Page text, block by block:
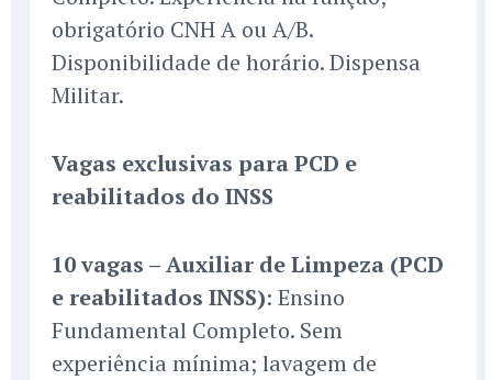
obrigatório CNH A ou A/B.
Disponibilidade de horário. Dispensa
Militar.
Vagas exclusivas para PCD e
reabilitados do INSS
10 vagas – Auxiliar de Limpeza (PCD
e reabilitados INSS): Ensino
Fundamental Completo. Sem
experiência mínima; lavagem de